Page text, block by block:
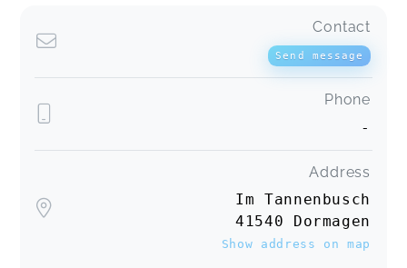
Contact
Send message
Phone
-
Address
Im Tannenbusch
41540 Dormagen
Show address on map